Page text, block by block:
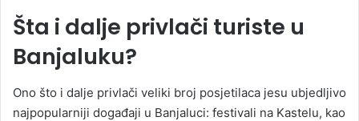
Šta i dalje privlači turiste u
Banjaluku?
Ono što i dalje privlači veliki broj posjetilaca jesu ubjedljivo
najpopularniji događaji u Banjaluci: festivali na Kastelu, kao